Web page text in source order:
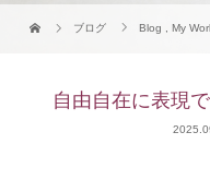
ブログ Blog ,My
自由自在に表現